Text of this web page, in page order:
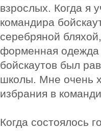
взрослых. Когда я
командира
серебряной
форменная одежда
бойскаутов был
школы. Мне очень
избрания в
Когда состоялось